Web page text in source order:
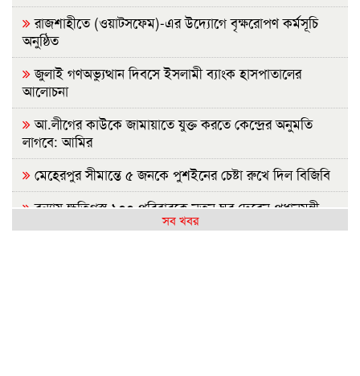
রাজশাহীতে (ওয়াটসফেম)-এর উদ্যোগে বৃক্ষরোপণ কর্মসূচি
অনুষ্ঠিত
জুলাই গণঅভ্যুত্থান দিবসে ইসলামী ব্যাংক হাসপাতালের
আলোচনা
আ.লীগের কাউকে জামায়াতে যুক্ত করতে কেন্দ্রের অনুমতি
লাগবে: আমির
মেহেরপুর সীমান্তে ৫ জনকে পুশইনের চেষ্টা রুখে দিল বিজিবি
বন্যায় ক্ষতিগ্রস্ত ১০০ পরিবারকে নতুন ঘর দেবেন প্রধানমন্ত্রী
সব খবর